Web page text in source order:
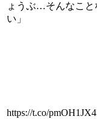
ょうぶ…そんなこと
い」
https://t.co/